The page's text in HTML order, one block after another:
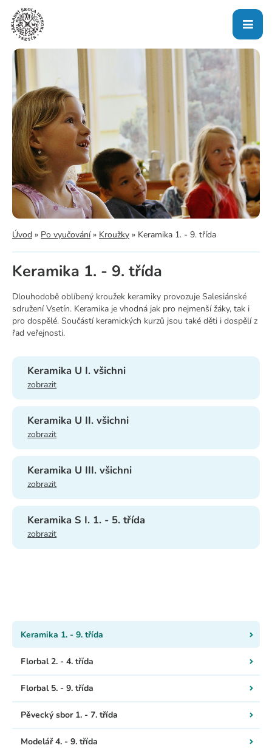
Úvod » Po vyučování » Kroužky » Keramika 1. - 9. třída
Keramika 1. - 9. třída
Dlouhodobě oblíbený kroužek keramiky provozuje Salesiánské
sdružení Vsetín. Keramika je vhodná jak pro nejmenší žáky, tak i
pro dospělé. Součástí keramických kurzů jsou také děti i dospělí z
řad veřejnosti.
Keramika U I. všichni
zobrazit
Keramika U II. všichni
zobrazit
Keramika U III. všichni
zobrazit
Keramika S I. 1. - 5. třída
zobrazit
Keramika 1. - 9. třída
Florbal 2. - 4. třída
Florbal 5. - 9. třída
Pěvecký sbor 1. - 7. třída
Modelář 4. - 9. třída